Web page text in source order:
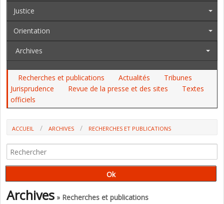
Justice
Orientation
Archives
Recherches et publications Actualités
Tribunes
Jurisprudence
Revue de la presse et des sites
Textes
officiels
ACCUEIL ARCHIVES
RECHERCHES ET PUBLICATIONS
ÉDUCATIVES ? DOSSIER DE L’IFÈ
Archives » Recherches et publications